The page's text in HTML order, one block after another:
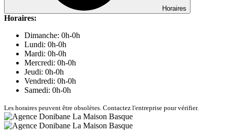
Horaires
Horaires:
Dimanche: 0h-0h
Lundi: 0h-0h
Mardi: 0h-0h
Mercredi: 0h-0h
Jeudi: 0h-0h
Vendredi: 0h-0h
Samedi: 0h-0h
Les horaires peuvent être obsolètes. Contactez l'entreprise pour vérifier.